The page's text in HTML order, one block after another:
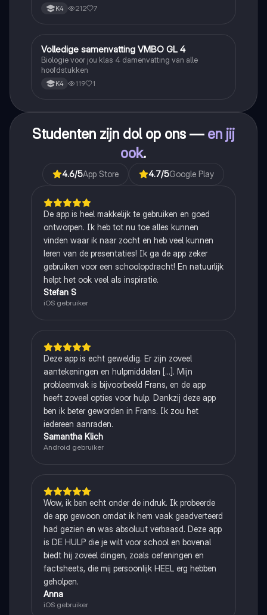
K4 212 7
Biologie
Volledige samenvatting VMBO GL 4
Biologie voor jou klas 4 damenvatting van alle
hoofdstukken
K4 119 1
Studenten zijn dol op ons — en jij
ook.
4.6/5App Store 4.7/5Google Play
De app is heel makkelijk te gebruiken en goed
ontworpen. Ik heb tot nu toe alles kunnen
vinden waar ik naar zocht en heb veel kunnen
leren van de presentaties! Ik ga de app zeker
gebruiken voor een schoolopdracht! En natuurlijk
helpt het ook veel als inspiratie.
Stefan S
iOS gebruiker
Deze app is echt geweldig. Er zijn zoveel
aantekeningen en hulpmiddelen [...]. Mijn
probleemvak is bijvoorbeeld Frans, en de app
heeft zoveel opties voor hulp. Dankzij deze app
ben ik beter geworden in Frans. Ik zou het
iedereen aanraden.
Samantha Klich
Android gebruiker
Wow, ik ben echt onder de indruk. Ik probeerde
de app gewoon omdat ik hem vaak geadverteerd
had gezien en was absoluut verbaasd. Deze app
is DE HULP die je wilt voor school en bovenal
biedt hij zoveel dingen, zoals oefeningen en
factsheets, die mij persoonlijk HEEL erg hebben
geholpen.
Anna
iOS gebruiker